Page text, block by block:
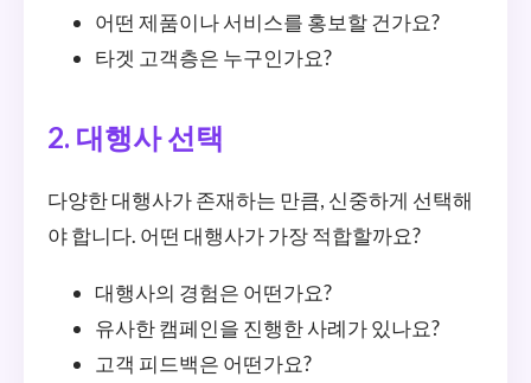
어떤 제품이나 서비스를 홍보할 건가요?
타겟 고객층은 누구인가요?
2. 대행사 선택
다양한 대행사가 존재하는 만큼, 신중하게 선택해
야 합니다. 어떤 대행사가 가장 적합할까요?
대행사의 경험은 어떤가요?
유사한 캠페인을 진행한 사례가 있나요?
고객 피드백은 어떤가요?